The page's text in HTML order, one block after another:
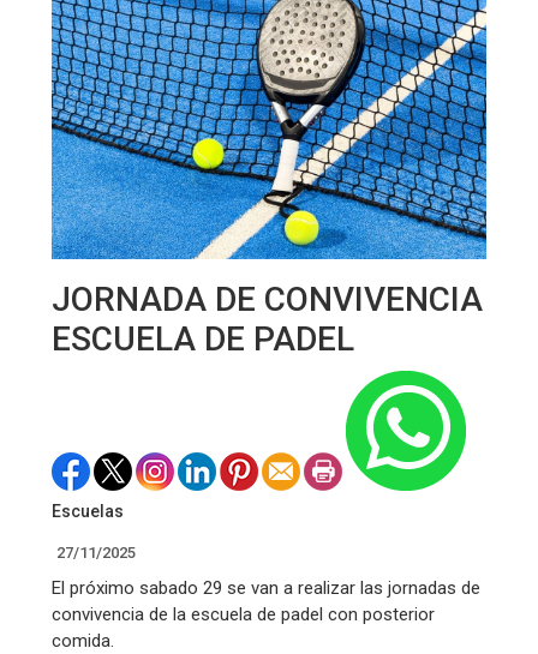
JORNADA DE CONVIVENCIA
ESCUELA DE PADEL
Escuelas
27/11/2025
El próximo sabado 29 se van a realizar las jornadas de
convivencia de la escuela de padel con posterior
comida.